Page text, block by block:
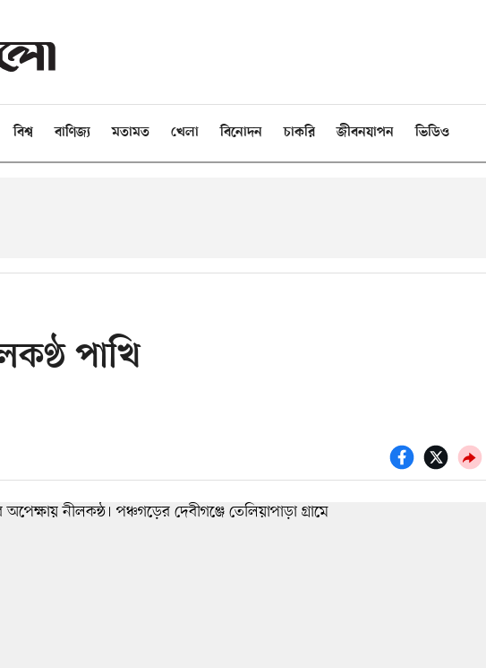
বিশ্ব বাণিজ্য মতামত খেলা বিনোদন চাকরি জীবনযাপন ভিডিও
পাখি